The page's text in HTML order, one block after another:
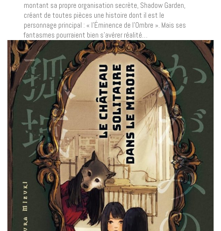
montant sa propre organisation secrète, Shadow Garden,
créant de toutes pièces une histoire dont il est le
personnage principal : « l’Éminence de l’Ombre ». Mais ses
fantasmes pourraient bien s’avérer réalité…